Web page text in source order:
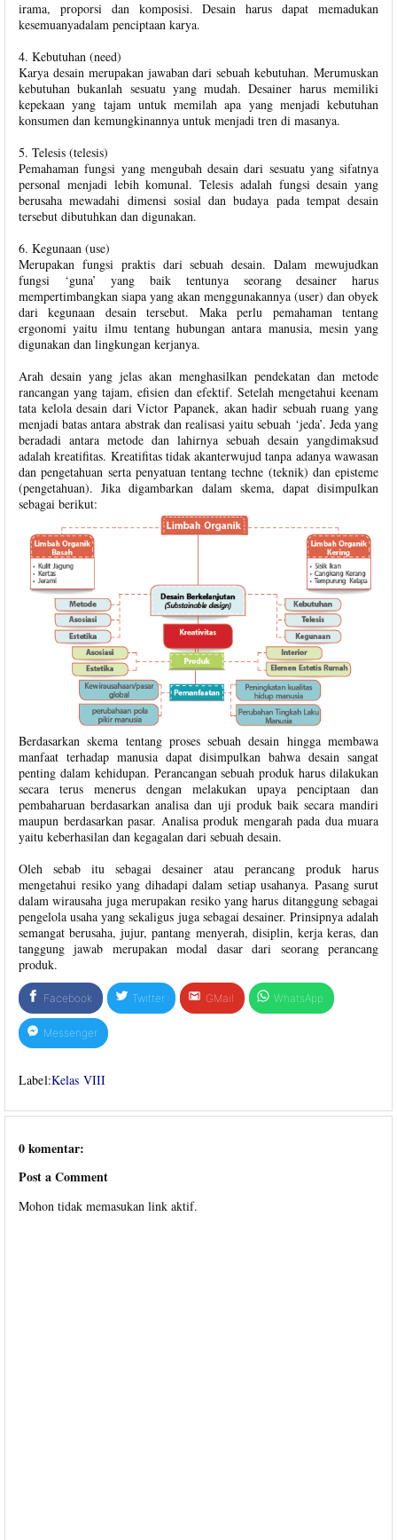
irama, proporsi dan komposisi. Desain harus dapat memadukan
kesemuanyadalam penciptaan karya.
4. Kebutuhan (need)
Karya desain merupakan jawaban dari sebuah kebutuhan. Merumuskan
kebutuhan bukanlah sesuatu yang mudah. Desainer harus memiliki
kepekaan yang tajam untuk memilah apa yang menjadi kebutuhan
konsumen dan kemungkinannya untuk menjadi tren di masanya.
5. Telesis (telesis)
Pemahaman fungsi yang mengubah desain dari sesuatu yang sifatnya
personal menjadi lebih komunal. Telesis adalah fungsi desain yang
berusaha mewadahi dimensi sosial dan budaya pada tempat desain
tersebut dibutuhkan dan digunakan.
6. Kegunaan (use)
Merupakan fungsi praktis dari sebuah desain. Dalam mewujudkan
fungsi ‘guna’ yang baik tentunya seorang desainer harus
mempertimbangkan siapa yang akan menggunakannya (user) dan obyek
dari kegunaan desain tersebut. Maka perlu pemahaman tentang
ergonomi yaitu ilmu tentang hubungan antara manusia, mesin yang
digunakan dan lingkungan kerjanya.
Arah desain yang jelas akan menghasilkan pendekatan dan metode
rancangan yang tajam, efisien dan efektif. Setelah mengetahui keenam
tata kelola desain dari Victor Papanek, akan hadir sebuah ruang yang
menjadi batas antara abstrak dan realisasi yaitu sebuah ‘jeda’. Jeda yang
beradadi antara metode dan lahirnya sebuah desain yangdimaksud
adalah kreatifitas. Kreatifitas tidak akanterwujud tanpa adanya wawasan
dan pengetahuan serta penyatuan tentang techne (teknik) dan episteme
(pengetahuan). Jika digambarkan dalam skema, dapat disimpulkan
sebagai berikut:
Berdasarkan skema tentang proses sebuah desain hingga membawa
manfaat terhadap manusia dapat disimpulkan bahwa desain sangat
penting dalam kehidupan. Perancangan sebuah produk harus dilakukan
secara terus menerus dengan melakukan upaya penciptaan dan
pembaharuan berdasarkan analisa dan uji produk baik secara mandiri
maupun berdasarkan pasar. Analisa produk mengarah pada dua muara
yaitu keberhasilan dan kegagalan dari sebuah desain.
Oleh sebab itu sebagai desainer atau perancang produk harus
mengetahui resiko yang dihadapi dalam setiap usahanya. Pasang surut
dalam wirausaha juga merupakan resiko yang harus ditanggung sebagai
pengelola usaha yang sekaligus juga sebagai desainer. Prinsipnya adalah
semangat berusaha, jujur, pantang menyerah, disiplin, kerja keras, dan
tanggung jawab merupakan modal dasar dari seorang perancang
produk.
Facebook Twitter GMail WhatsApp
Messenger
Label:Kelas VIII
0 komentar:
Post a Comment
Mohon tidak memasukan link aktif.